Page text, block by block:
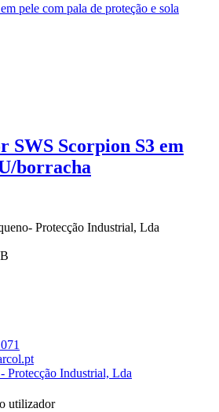
SWS Scorpion S3 em
borracha
- Protecção Industrial, Lda
Protecção Industrial, Lda
utilizador